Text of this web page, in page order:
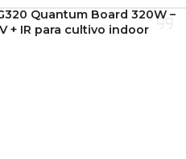
sin una sedación
Quantum Board 320W –
+ IR para cultivo indoor